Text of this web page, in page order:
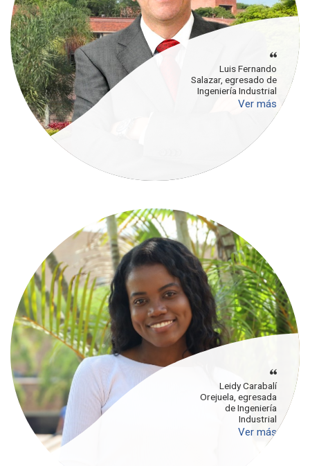
Luis Fernando
Salazar, egresado de
Ingeniería Industrial
Ver más
Leidy Carabalí
Orejuela, egresada
de Ingeniería
Industrial
Ver más